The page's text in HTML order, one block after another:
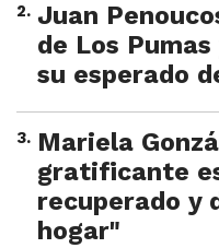
2. Juan
de Los
su esperado
3. Mariela
gratificante
recuperado y
hogar"